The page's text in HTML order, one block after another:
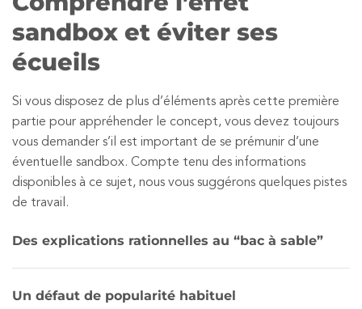
sandbox et éviter ses
écueils
Si vous disposez de plus d’éléments après cette première
partie pour appréhender le concept, vous devez toujours
vous demander s’il est important de se prémunir d’une
éventuelle sandbox. Compte tenu des informations
disponibles à ce sujet, nous vous suggérons quelques pistes
de travail.
Des explications rationnelles au “bac à sable”
Un défaut de popularité habituel